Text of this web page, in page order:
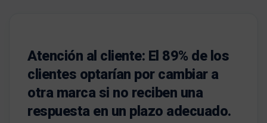
Atención al cliente: El 89% de los
clientes optarían por cambiar a
otra marca si no reciben una
respuesta en un plazo adecuado.